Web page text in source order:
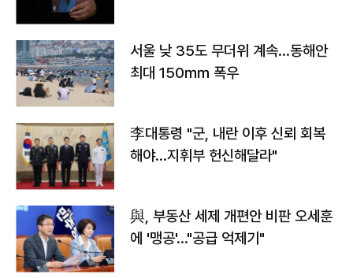
서울 낮 35도 무더위 계속…동해안
최대 150㎜ 폭우
李대통령 "군, 내란 이후 신뢰 회복
해야…지휘부 헌신해달라"
與, 부동산 세제 개편안 비판 오세훈
에 '맹공'…"공급 억제기"